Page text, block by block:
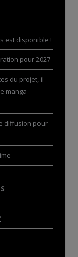
est disponible !
pour 2027
du projet, il
manga
diffusion pour